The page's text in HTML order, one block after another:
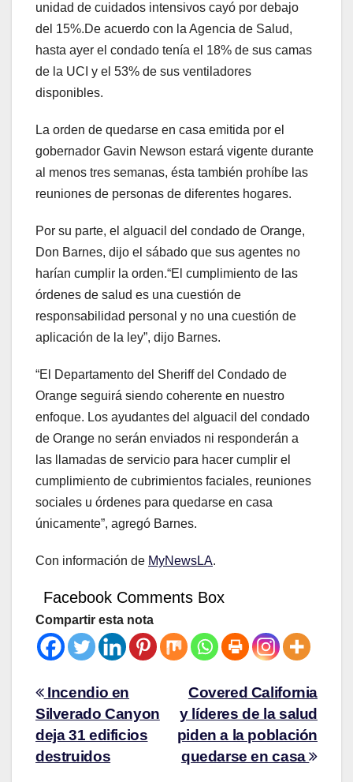
unidad de cuidados intensivos cayó por debajo
del 15%.De acuerdo con la Agencia de Salud,
hasta ayer el condado tenía el 18% de sus camas
de la UCI y el 53% de sus ventiladores
disponibles.
La orden de quedarse en casa emitida por el
gobernador Gavin Newson estará vigente durante
al menos tres semanas, ésta también prohíbe las
reuniones de personas de diferentes hogares.
Por su parte, el alguacil del condado de Orange,
Don Barnes, dijo el sábado que sus agentes no
harían cumplir la orden.“El cumplimiento de las
órdenes de salud es una cuestión de
responsabilidad personal y no una cuestión de
aplicación de la ley”, dijo Barnes.
“El Departamento del Sheriff del Condado de
Orange seguirá siendo coherente en nuestro
enfoque. Los ayudantes del alguacil del condado
de Orange no serán enviados ni responderán a
las llamadas de servicio para hacer cumplir el
cumplimiento de cubrimientos faciales, reuniones
sociales u órdenes para quedarse en casa
únicamente”, agregó Barnes.
Con información de MyNewsLA.
Facebook Comments Box
Compartir esta nota
Covered California
y líderes de la salud
piden a la población
quedarse en casa
Incendio en
Silverado Canyon
deja 31 edificios
destruidos